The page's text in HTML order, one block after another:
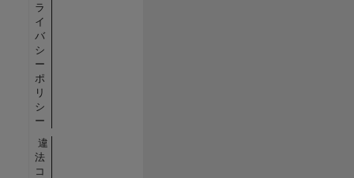
ラ
イ
バ
シ
ー
ポ
リ
シ
ー
違
法
コ